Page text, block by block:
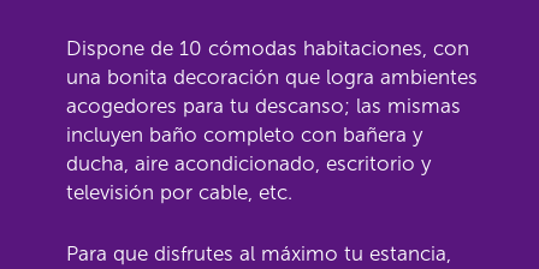
Dispone de 10 cómodas habitaciones, con
una bonita decoración que logra ambientes
acogedores para tu descanso; las mismas
incluyen baño completo con bañera y
ducha, aire acondicionado, escritorio y
televisión por cable, etc.
Para que disfrutes al máximo tu estancia,